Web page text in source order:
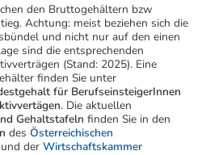
den Bruttogehältern bzw
Achtung: meist beziehen sich die
und nicht nur auf den einen
sind die entsprechenden
(Stand: 2025). Eine
finden Sie unter
für BerufseinsteigerInnen
Die aktuellen
Gehaltstafeln finden Sie in den
des Österreichischen
und der Wirtschaftskammer